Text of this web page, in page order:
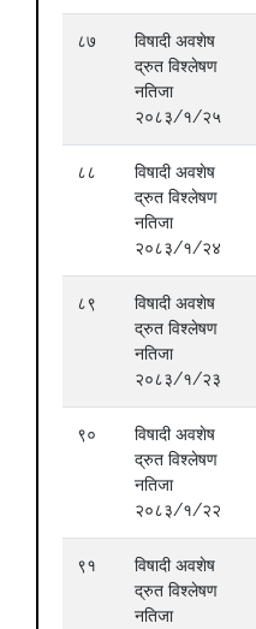
८७
विषादी अवशेष
द्रुत विश्लेषण
नतिजा
२०८३/१/२५
८८
विषादी अवशेष
द्रुत विश्लेषण
नतिजा
२०८३/१/२४
८९
विषादी अवशेष
द्रुत विश्लेषण
नतिजा
२०८३/१/२३
९०
विषादी अवशेष
द्रुत विश्लेषण
नतिजा
२०८३/१/२२
९१
विषादी अवशेष
द्रुत विश्लेषण
नतिजा